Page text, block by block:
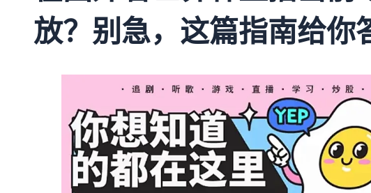
放？别急，这篇指南给你